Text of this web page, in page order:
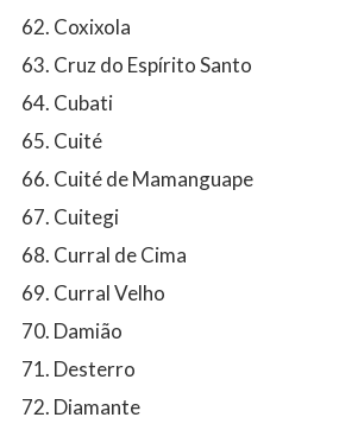
Coxixola
Cruz do Espírito Santo
Cubati
Cuité
Cuité de Mamanguape
Cuitegi
Curral de Cima
Curral Velho
Damião
Desterro
Diamante